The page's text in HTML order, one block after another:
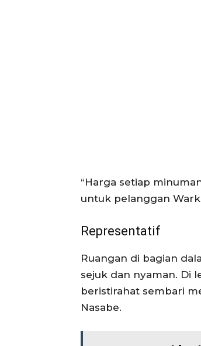
“Harga setiap
untuk pelanggan
Representatif
Ruangan di bagian
sejuk dan nyaman. Di
beristirahat sembari
Nasabe.